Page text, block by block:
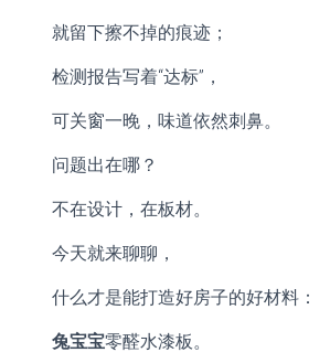
就留下擦不掉的痕迹；
检测报告写着“达标”，
可关窗一晚，味道依然刺鼻。
问题出在哪？
不在设计，在板材。
今天就来聊聊，
什么才是能打造好房子的好材料：
兔宝宝零醛水漆板。